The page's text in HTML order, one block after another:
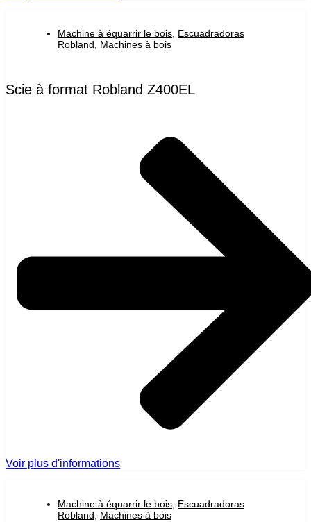
Machine à équarrir le bois, Escuadradoras
Robland, Machines à bois
Scie à format Robland Z400EL
Voir plus d'informations
Machine à équarrir le bois Escuadradoras
Robland
Machines à bois